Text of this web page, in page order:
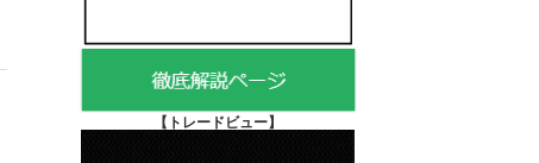
【 トレードビュー】